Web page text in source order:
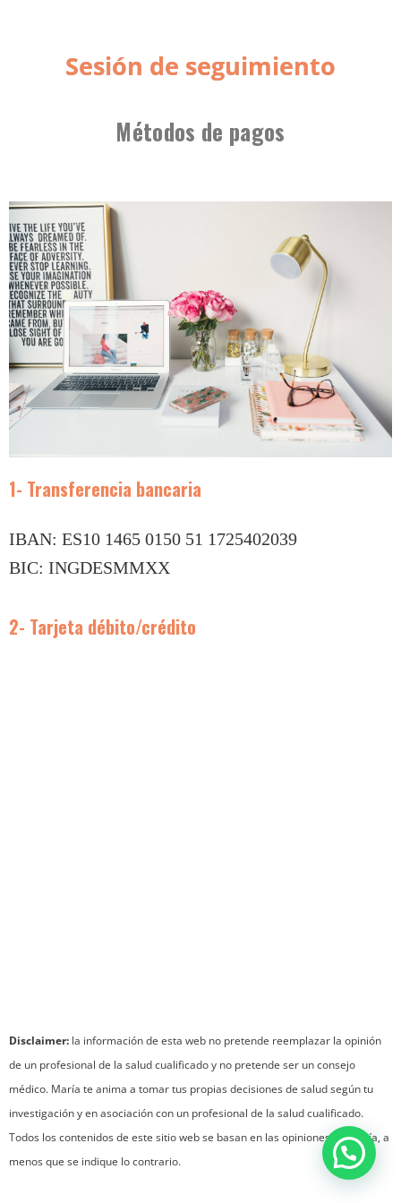
Sesión de seguimiento
Métodos de pagos
1- Transferencia bancaria
IBAN: ES10 1465 0150 51 1725402039
BIC: INGDESMMXX
2- Tarjeta débito/crédito
Disclaimer: la información de esta web no pretende reemplazar la opinión
de un profesional de la salud cualificado y no pretende ser un consejo
médico. María te anima a tomar tus propias decisiones de salud según tu
investigación y en asociación con un profesional de la salud cualificado.
Todos los contenidos de este sitio web se basan en las opiniones de María, a
menos que se indique lo contrario.